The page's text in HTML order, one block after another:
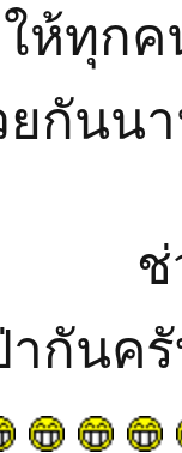
ทุกค
ยกัน
ไ
ากันค